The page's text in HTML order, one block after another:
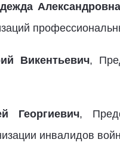
Александровна
Викентьевич,
Георгиевич,
инвалидов